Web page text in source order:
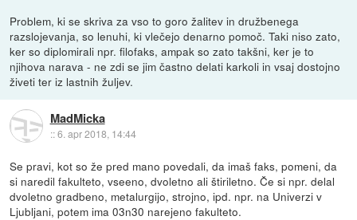
Problem, ki se skriva za vso to goro žalitev in družbenega
razslojevanja, so lenuhi, ki vlečejo denarno pomoč. Taki niso zato,
ker so diplomirali npr. filofaks, ampak so zato takšni, ker je to
njihova narava - ne zdi se jim častno delati karkoli in vsaj dostojno
živeti ter iz lastnih žuljev.
MadMicka
::6. apr 2018, 14:44
Se pravi, kot so že pred mano povedali, da imaš faks, pomeni, da
si naredil fakulteto, vseeno, dvoletno ali štiriletno. Če si npr. delal
dvoletno gradbeno, metalurgijo, strojno, ipd. npr. na Univerzi v
Ljubljani, potem ima 03n30 narejeno fakulteto.